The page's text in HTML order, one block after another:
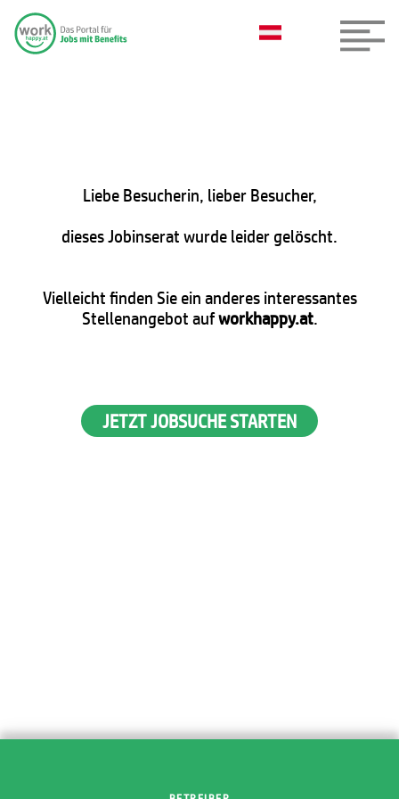
Liebe Besucherin, lieber Besucher,
dieses Jobinserat wurde leider gelöscht.
Vielleicht finden Sie ein anderes interessantes
Stellenangebot aufworkhappy.at.
JETZT JOBSUCHE STARTEN